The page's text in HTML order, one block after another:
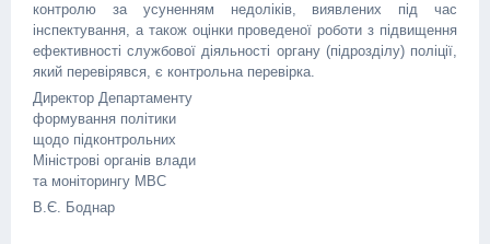
контролю за усуненням недоліків, виявлених під час
інспектування, а також оцінки проведеної роботи з підвищення
ефективності службової діяльності органу (підрозділу) поліції,
який перевірявся, є контрольна перевірка.
Директор Департаменту
формування політики
щодо підконтрольних
Міністрові органів влади
та моніторингу МВС
В.Є. Боднар